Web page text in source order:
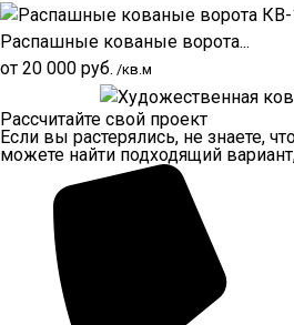
Распашные кованые ворота...
от 20 000 руб. /кв.м
Рассчитайте свой проект
Если вы растерялись, не знаете,
можете найти подходящий